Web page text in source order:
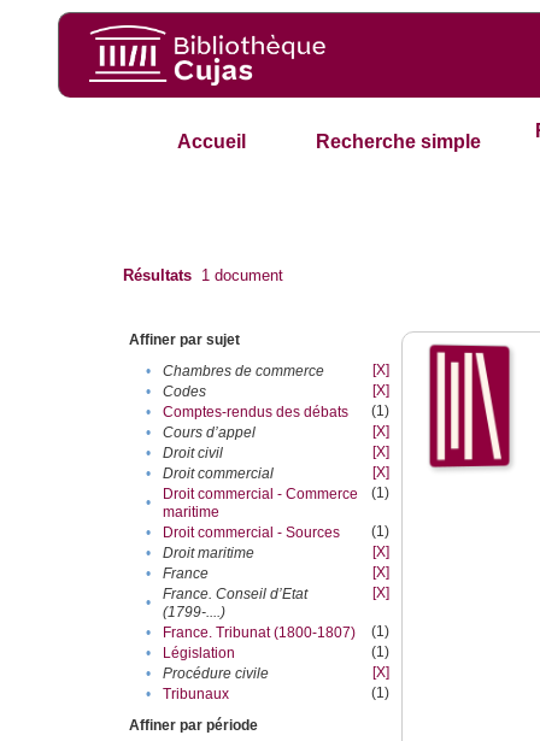
Accueil Recherche simple
Résultats 1 document
Affiner par sujet
•
Chambres de commerce
[X]
•
Codes
[X]
•
Comptes-rendus des débats
(1)
•
Cours d’appel
[X]
•
Droit civil
[X]
•
Droit commercial
[X]
•
Droit commercial - Commerce
maritime
(1)
• Droit commercial - Sources
(1)
•
Droit maritime
[X]
•
France
[X]
•
France. Conseil d’Etat
(1799-....)
[X]
• France. Tribunat (1800-1807)
(1)
•
Législation
(1)
•
Procédure civile
[X]
•
Tribunaux
(1)
Affiner par période